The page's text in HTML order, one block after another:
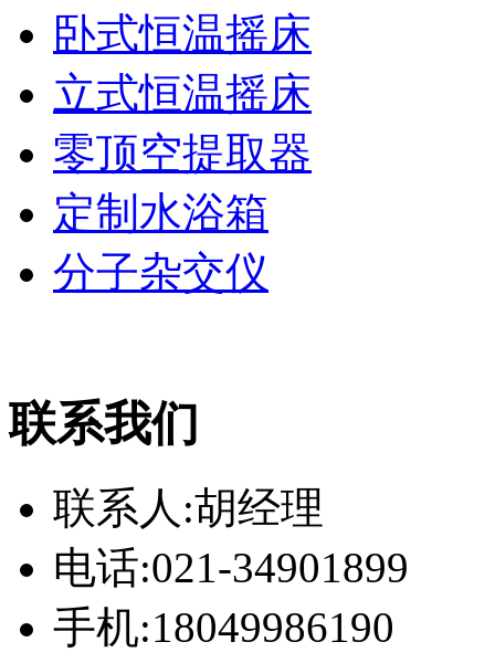
卧式恒温摇床
立式恒温摇床
零顶空提取器
定制水浴箱
分子杂交仪
联系我们
联系人:胡经理
电话:021-34901899
手机:18049986190